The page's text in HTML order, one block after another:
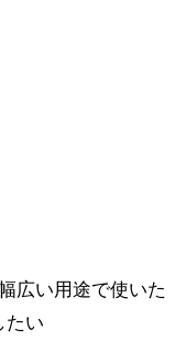
広い用途で使いた
たい